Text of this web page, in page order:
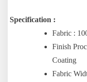
Specification :
Fabric :
Finish
Coating
Fabric